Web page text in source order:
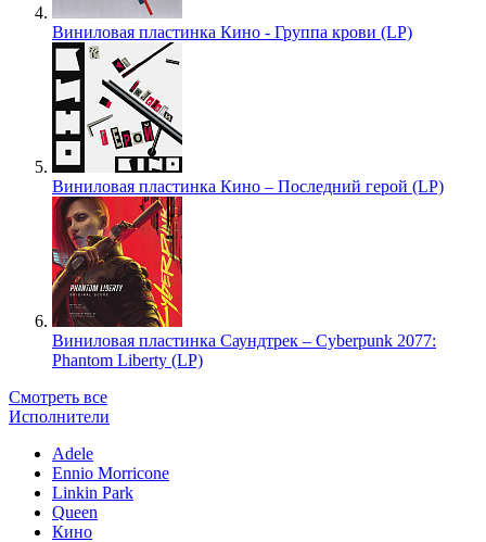
Виниловая пластинка Кино - Группа крови (LP)
Виниловая пластинка Кино – Последний герой (LP)
Виниловая пластинка Саундтрек – Cyberpunk 2077:
Phantom Liberty (LP)
Смотреть все
Исполнители
Adele
Ennio Morricone
Linkin Park
Queen
Кино